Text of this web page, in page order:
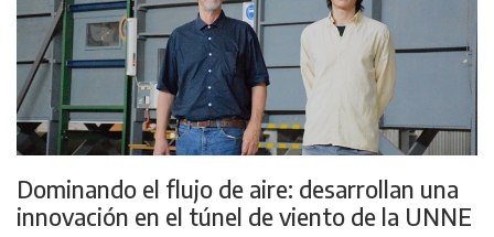
Dominando el flujo de aire: desarrollan una
innovación en el túnel de viento de la UNNE